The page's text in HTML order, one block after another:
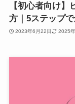
【初心者向け
方｜5ステップ
2023年6月22日 2025